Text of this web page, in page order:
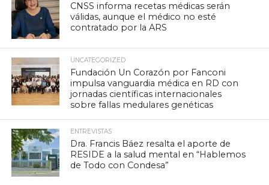
CNSS informa recetas médicas serán
válidas, aunque el médico no esté
contratado por la ARS
UNCATEGORIZED
Fundación Un Corazón por Fanconi
impulsa vanguardia médica en RD con
jornadas científicas internacionales
sobre fallas medulares genéticas
ENTREVISTAS
Dra. Francis Báez resalta el aporte de
RESIDE a la salud mental en “Hablemos
de Todo con Condesa”